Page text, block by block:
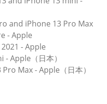
and iPhone 13 Pro Max
- Apple
- Apple
Apple（日本）
Max - Apple（日本）